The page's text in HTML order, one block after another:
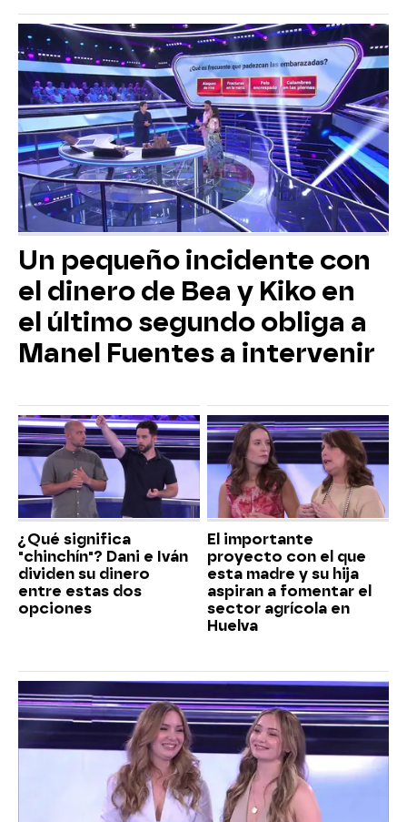
Un pequeño incidente con
el dinero de Bea y Kiko en
el último segundo obliga a
Manel Fuentes a intervenir
¿Qué significa
"chinchín"? Dani e Iván
dividen su dinero
entre estas dos
opciones
El importante
proyecto con el que
esta madre y su hija
aspiran a fomentar el
sector agrícola en
Huelva